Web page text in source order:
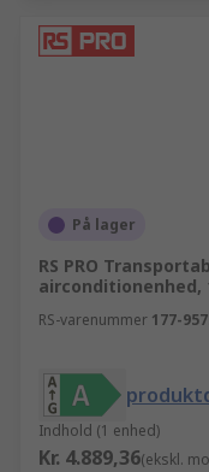
På lager
RS PRO
airconditionenhed,
RS-varenummer 177-
Indhold (1 enhed)
Kr. 4.889,36(ekskl.